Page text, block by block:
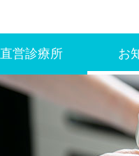
直営診療所 お